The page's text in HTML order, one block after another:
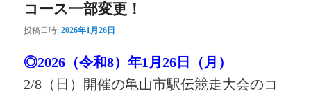
コース一部変更！
投稿日時:2026年1月26日
◎2026（令和8）年1月26日（月）
2/8（日）開催の亀山市駅伝競走大会のコ